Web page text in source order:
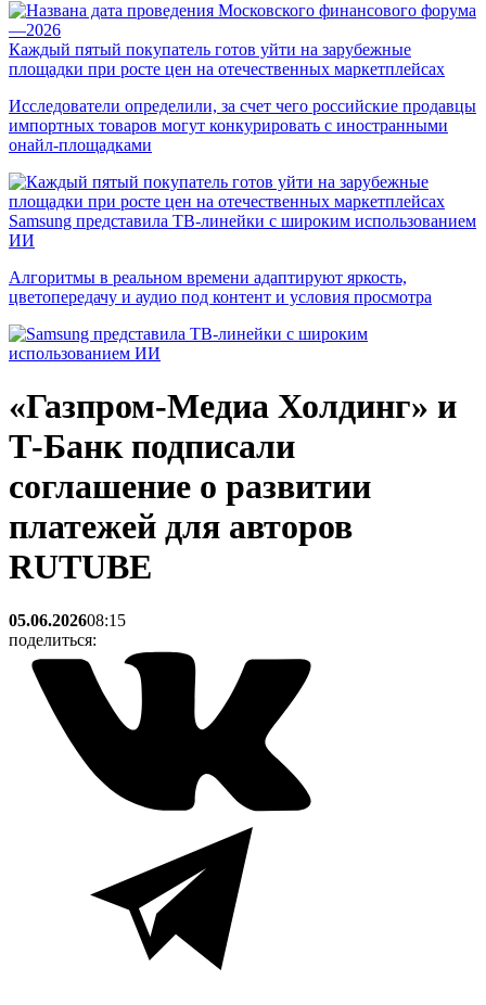
Каждый пятый покупатель готов уйти на зарубежные
площадки при росте цен на отечественных маркетплейсах
Исследователи определили, за счет чего российские продавцы
импортных товаров могут конкурировать с иностранными
онайл-площадками
Samsung представила ТВ-линейки с широким использованием
ИИ
Алгоритмы в реальном времени адаптируют яркость,
цветопередачу и аудио под контент и условия просмотра
«Газпром-Медиа Холдинг» и
Т-Банк подписали
соглашение о развитии
платежей для авторов
RUTUBE
05.06.202608:15
поделиться: